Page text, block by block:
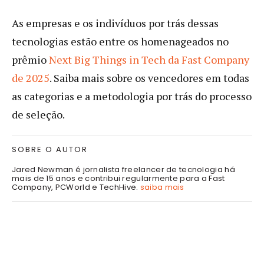
As empresas e os indivíduos por trás dessas
tecnologias estão entre os homenageados no
prêmioNext Big Things in Tech da Fast Company
de 2025. Saiba mais sobre os vencedores em todas
as categorias e a metodologia por trás do processo
de seleção.
SOBRE O AUTOR
Jared Newman é jornalista freelancer de tecnologia há
mais de 15 anos e contribui regularmente para a Fast
Company, PCWorld e TechHive. saiba mais